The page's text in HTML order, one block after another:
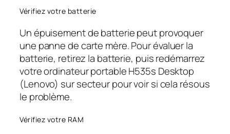
Vérifiez votre batterie
Un épuisement de batterie peut provoquer
une panne de carte mère. Pour évaluer la
batterie, retirez la batterie, puis redémarrez
votre ordinateur portable H535s Desktop
(Lenovo) sur secteur pour voir si cela résous
le problème.
Vérifiez votre RAM